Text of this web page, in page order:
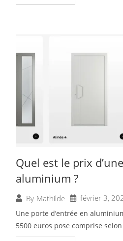
Quel est le prix
aluminium ?
By Mathilde février 3,
Une porte d’entrée en
5500 euros pose comprise